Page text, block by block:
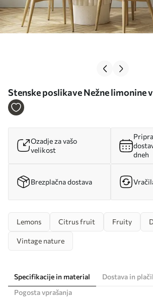
Stenske poslikave Nežne limonine
Ozadje za vašo
velikost
dneh
Brezplačna dostava
Lemons Citrus fruit Fruity
Vintage nature
Specifikacije in material
Dostava in
Pogosta vprašanja